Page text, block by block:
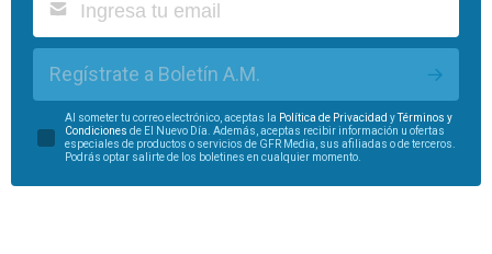
Regístrate a Boletín A.M.
Al someter tu correo electrónico, aceptas la Política de Privacidad yTérminos y
Condiciones de El Nuevo Día. Además, aceptas recibir información u ofertas
especiales de productos o servicios de GFR Media, sus afiliadas o de terceros.
Podrás optar salirte de los boletines en cualquier momento.